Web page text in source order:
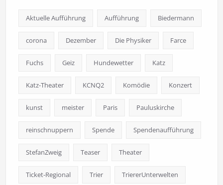
Aktuelle Aufführung Aufführung Biedermann
corona Dezember Die Physiker Farce
Fuchs Geiz Hundewetter Katz
Katz-Theater KCNQ2 Komödie Konzert
kunst meister Paris Pauluskirche
reinschnuppern Spende Spendenaufführung
StefanZweig Teaser Theater
Ticket-Regional Trier TriererUnterwelten